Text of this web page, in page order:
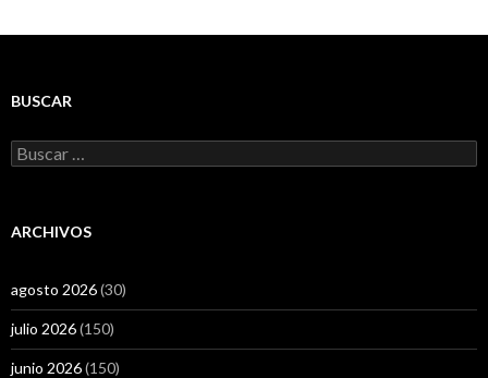
BUSCAR
Buscar:
ARCHIVOS
agosto 2026(30)
julio 2026(150)
junio 2026(150)